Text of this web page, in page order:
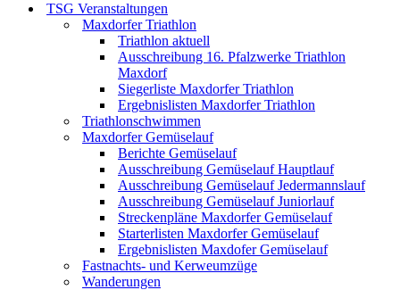
TSG Veranstaltungen
Maxdorfer Triathlon
Triathlon aktuell
Ausschreibung 16. Pfalzwerke Triathlon
Maxdorf
Siegerliste Maxdorfer Triathlon
Ergebnislisten Maxdorfer Triathlon
Triathlonschwimmen
Maxdorfer Gemüselauf
Berichte Gemüselauf
Ausschreibung Gemüselauf Hauptlauf
Ausschreibung Gemüselauf Jedermannslauf
Ausschreibung Gemüselauf Juniorlauf
Streckenpläne Maxdorfer Gemüselauf
Starterlisten Maxdorfer Gemüselauf
Ergebnislisten Maxdofer Gemüselauf
Fastnachts- und Kerweumzüge
Wanderungen